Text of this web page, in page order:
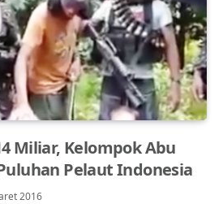
Miliar, Kelompok Abu
Pelaut Indonesia
2016